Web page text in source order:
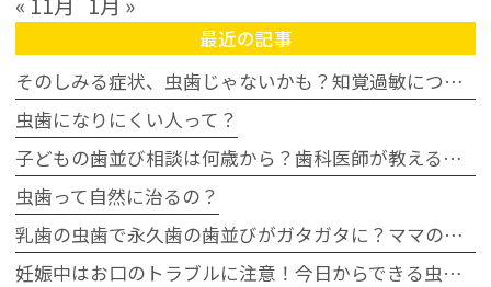
最近の記事
そのしみる症状、虫歯じゃないかも？知覚過敏について
虫歯になりにくい人って？
子どもの歯並び相談は何歳から？歯科医師が教える受診タイミングの目安
虫歯って自然に治るの？
乳歯の虫歯で永久歯の歯並びがガタガタに？ママの不安に歯科医が回答
妊娠中はお口のトラブルに注意！今日からできる虫歯・歯周病予防